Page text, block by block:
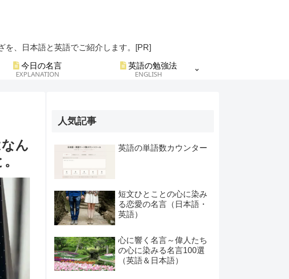
を、日本語と英語でご紹介します。[PR]
今日の名言
EXPLANATION
英語の勉強法
ENGLISH
ん
人気記事
英語の単語数カウンター
短文ひとことの心に染み
る恋愛の名言（日本語・
英語）
心に響く名言～偉人たち
の心に染みる名言100選
（英語＆日本語）